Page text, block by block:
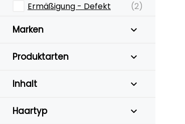
Ermäßigung - Defekt
(2)
Marken
Produktarten
Inhalt
Haartyp